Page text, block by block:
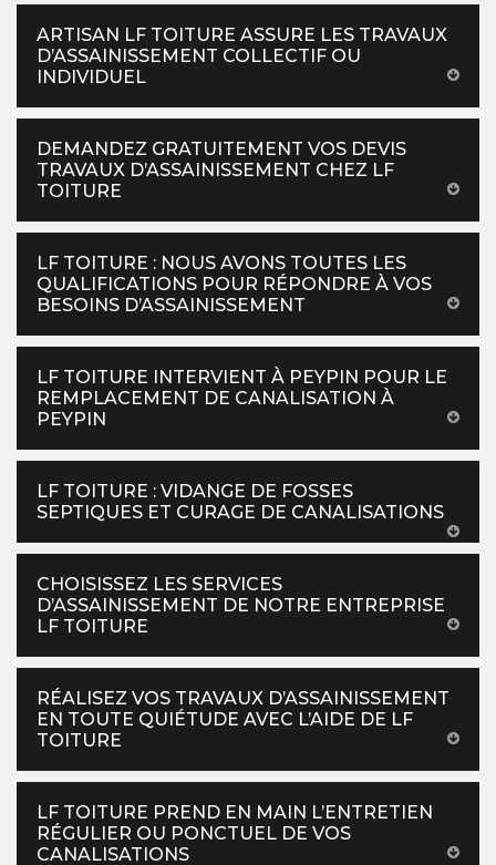
ARTISAN LF TOITURE ASSURE LES TRAVAUX
D’ASSAINISSEMENT COLLECTIF OU
INDIVIDUEL
DEMANDEZ GRATUITEMENT VOS DEVIS
TRAVAUX D’ASSAINISSEMENT CHEZ LF
TOITURE
LF TOITURE : NOUS AVONS TOUTES LES
QUALIFICATIONS POUR RÉPONDRE À VOS
BESOINS D’ASSAINISSEMENT
LF TOITURE INTERVIENT À PEYPIN POUR LE
REMPLACEMENT DE CANALISATION À
PEYPIN
LF TOITURE : VIDANGE DE FOSSES
SEPTIQUES ET CURAGE DE CANALISATIONS
CHOISISSEZ LES SERVICES
D’ASSAINISSEMENT DE NOTRE ENTREPRISE
LF TOITURE
RÉALISEZ VOS TRAVAUX D’ASSAINISSEMENT
EN TOUTE QUIÉTUDE AVEC L’AIDE DE LF
TOITURE
LF TOITURE PREND EN MAIN L’ENTRETIEN
RÉGULIER OU PONCTUEL DE VOS
CANALISATIONS